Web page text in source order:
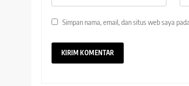
Simpan nama, email, dan situs web saya